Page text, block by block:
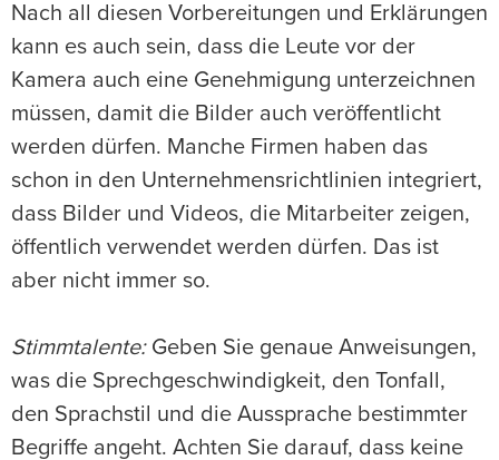
Nach all diesen Vorbereitungen und Erklärungen
kann es auch sein, dass die Leute vor der
Kamera auch eine Genehmigung unterzeichnen
müssen, damit die Bilder auch veröffentlicht
werden dürfen. Manche Firmen haben das
schon in den Unternehmensrichtlinien integriert,
dass Bilder und Videos, die Mitarbeiter zeigen,
öffentlich verwendet werden dürfen. Das ist
aber nicht immer so.
Stimmtalente:Geben Sie genaue Anweisungen,
was die Sprechgeschwindigkeit, den Tonfall,
den Sprachstil und die Aussprache bestimmter
Begriffe angeht. Achten Sie darauf, dass keine